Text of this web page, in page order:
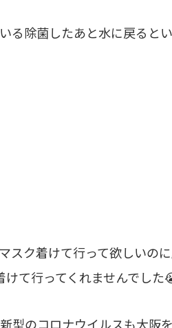
る除菌したあと水に戻ると
スク着けて行って欲しいの
けて行ってくれませんでし
型のコロナウイルスも大阪